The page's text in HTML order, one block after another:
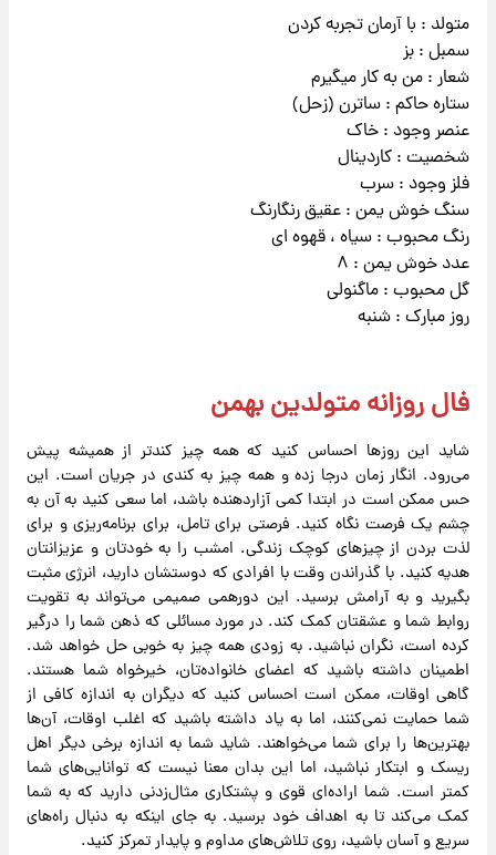
متولد : با آرمان تجربه کردن
سمبل : بز
شعار : من به کار میگیرم
ستاره حاکم : ساترن (زحل)
عنصر وجود : خاک
شخصیت : کاردینال
فلز وجود : سرب
سنگ خوش یمن : عقیق رنگارنگ
رنگ محبوب : سیاه ، قهوه ای
عدد خوش یمن : ۸
گل محبوب : ماگنولی
روز مبارک : شنبه
فال روزانه متولدین بهمن
شاید این روزها احساس کنید که همه چیز کندتر از همیشه پیش
می‌رود. انگار زمان درجا زده و همه چیز به کندی در جریان است. این
حس ممکن است در ابتدا کمی آزاردهنده باشد، اما سعی کنید به آن به
چشم یک فرصت نگاه کنید. فرصتی برای تامل، برای برنامه‌ریزی و برای
لذت بردن از چیزهای کوچک زندگی. امشب را به خودتان و عزیزانتان
هدیه کنید. با گذراندن وقت با افرادی که دوستشان دارید، انرژی مثبت
بگیرید و به آرامش برسید. این دورهمی صمیمی می‌تواند به تقویت
روابط شما و عشقتان کمک کند. در مورد مسائلی که ذهن شما را درگیر
کرده است، نگران نباشید. به زودی همه چیز به خوبی حل خواهد شد.
اطمینان داشته باشید که اعضای خانواده‌تان، خیرخواه شما هستند.
گاهی اوقات، ممکن است احساس کنید که دیگران به اندازه کافی از
شما حمایت نمی‌کنند، اما به یاد داشته باشید که اغلب اوقات، آن‌ها
بهترین‌ها را برای شما می‌خواهند. شاید شما به اندازه برخی دیگر اهل
ریسک و ابتکار نباشید، اما این بدان معنا نیست که توانایی‌های شما
کمتر است. شما اراده‌ای قوی و پشتکاری مثال‌زدنی دارید که به شما
کمک می‌کند تا به اهداف خود برسید. به جای اینکه به دنبال راه‌های
سریع و آسان باشید، روی تلاش‌های مداوم و پایدار تمرکز کنید.